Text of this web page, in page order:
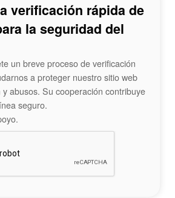
verificación rápida de
la seguridad del
un breve proceso de verificación
a proteger nuestro sitio web
abusos. Su cooperación contribuye
seguro.